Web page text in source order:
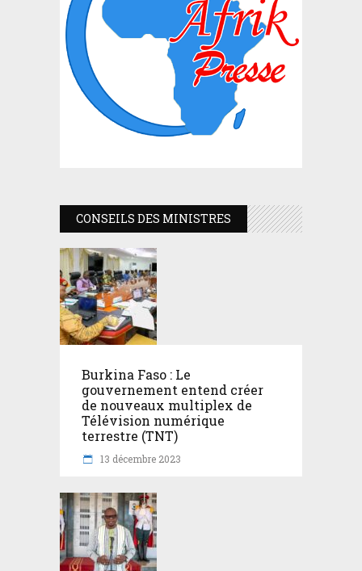
CONSEILS DES MINISTRES
Burkina Faso : Le
gouvernement entend créer
de nouveaux multiplex de
Télévision numérique
terrestre (TNT)
13 décembre 2023